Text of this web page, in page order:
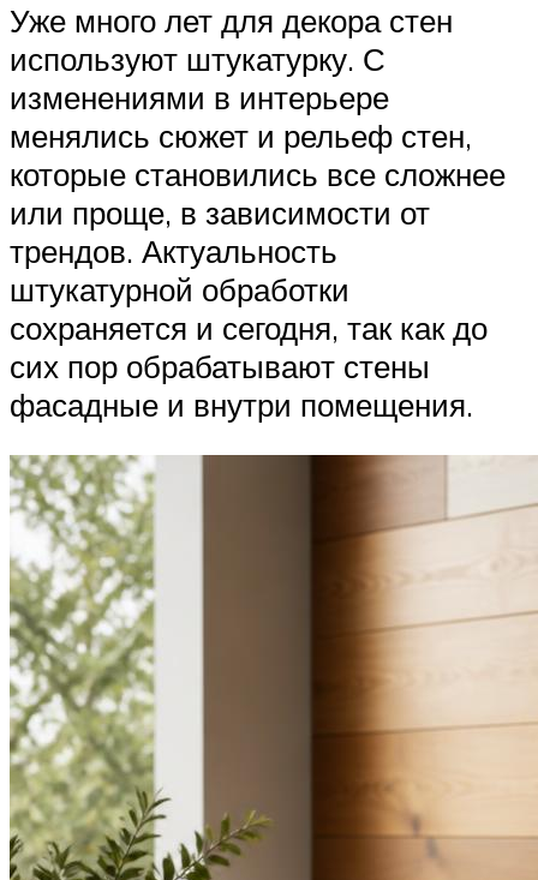
Уже много лет для декора стен
используют штукатурку. С
изменениями в интерьере
менялись сюжет и рельеф стен,
которые становились все сложнее
или проще, в зависимости от
трендов. Актуальность
штукатурной обработки
сохраняется и сегодня, так как до
сих пор обрабатывают стены
фасадные и внутри помещения.